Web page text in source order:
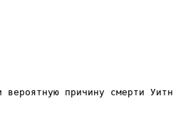
вероятную причину смерти